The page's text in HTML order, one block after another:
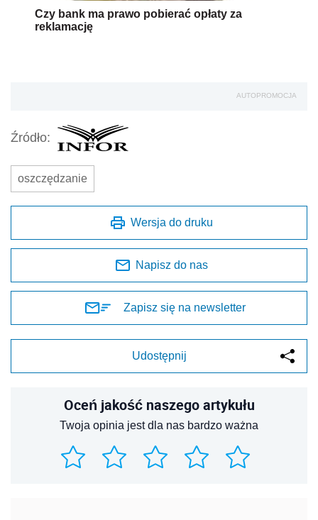
Czy bank ma prawo pobierać opłaty za
reklamację
AUTOPROMOCJA
Źródło:
oszczędzanie
Wersja do druku
Napisz do nas
Zapisz się na newsletter
Udostępnij
Oceń jakość naszego artykułu
Twoja opinia jest dla nas bardzo ważna